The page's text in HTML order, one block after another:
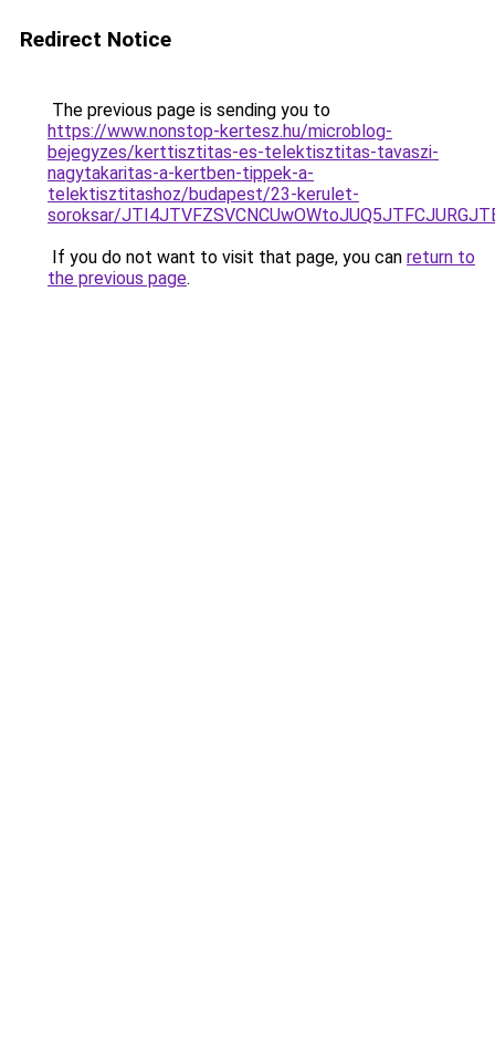
Redirect Notice
The previous page is sending you to
https://www.nonstop-kertesz.hu/microblog-
bejegyzes/kerttisztitas-es-telektisztitas-tavaszi-
nagytakaritas-a-kertben-tippek-a-
telektisztitashoz/budapest/23-kerulet-
soroksar/
If you do not want to visit that page, you can return to
the previous page.